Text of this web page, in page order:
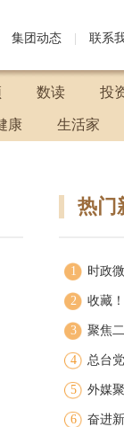
集团动态 联系
数读 投
康 生活家
热门
1 时政
中外
2 收藏
3 聚焦
启新程
4 总台
5 外媒
图
6 奋进